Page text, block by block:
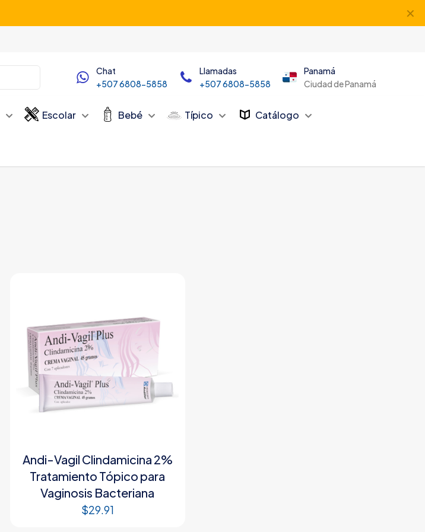
✕
Chat
+507 6808-5858
Llamadas
+507 6808-5858
Panamá
Ciudad de Panamá
Escolar Bebé Típico Catálogo
Andi-Vagil Clindamicina 2%
Tratamiento Tópico para
Vaginosis Bacteriana
$29.91